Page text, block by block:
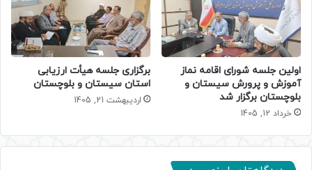
اولین جلسه شورای اقامه نماز
آموزش و پرورش سیستان و
بلوچستان برگزار شد
خرداد 12, 1405
برگزاری جلسه هیأت ارزیابی
استان سیستان و بلوچستان
اردیبهشت 21, 1405